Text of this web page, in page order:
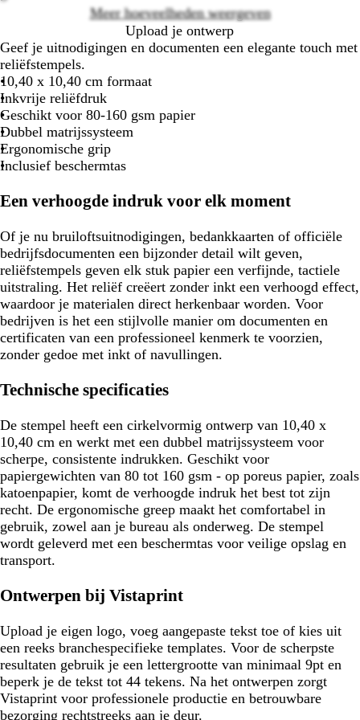
Meer hoeveelheden weergeven
Upload je ontwerp
Geef je uitnodigingen en documenten een elegante touch met
reliëfstempels.
10,40 x 10,40 cm formaat
Inkvrije reliëfdruk
Geschikt voor 80-160 gsm papier
Dubbel matrijssysteem
Ergonomische grip
Inclusief beschermtas
Een verhoogde indruk voor elk moment
Of je nu bruiloftsuitnodigingen, bedankkaarten of officiële
bedrijfsdocumenten een bijzonder detail wilt geven,
reliëfstempels geven elk stuk papier een verfijnde, tactiele
uitstraling. Het reliëf creëert zonder inkt een verhoogd effect,
waardoor je materialen direct herkenbaar worden. Voor
bedrijven is het een stijlvolle manier om documenten en
certificaten van een professioneel kenmerk te voorzien,
zonder gedoe met inkt of navullingen.
Technische specificaties
De stempel heeft een cirkelvormig ontwerp van 10,40 x
10,40 cm en werkt met een dubbel matrijssysteem voor
scherpe, consistente indrukken. Geschikt voor
papiergewichten van 80 tot 160 gsm - op poreus papier, zoals
katoenpapier, komt de verhoogde indruk het best tot zijn
recht. De ergonomische greep maakt het comfortabel in
gebruik, zowel aan je bureau als onderweg. De stempel
wordt geleverd met een beschermtas voor veilige opslag en
transport.
Ontwerpen bij Vistaprint
Upload je eigen logo, voeg aangepaste tekst toe of kies uit
een reeks branchespecifieke templates. Voor de scherpste
resultaten gebruik je een lettergrootte van minimaal 9pt en
beperk je de tekst tot 44 tekens. Na het ontwerpen zorgt
Vistaprint voor professionele productie en betrouwbare
bezorging rechtstreeks aan je deur.